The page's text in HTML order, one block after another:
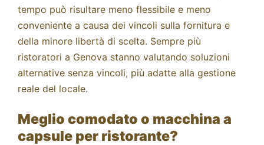
tempo può risultare meno flessibile e meno
conveniente a causa dei vincoli sulla fornitura e
della minore libertà di scelta. Sempre più
ristoratori a Genova stanno valutando soluzioni
alternative senza vincoli, più adatte alla gestione
reale del locale.
Meglio comodato o macchina a
capsule per ristorante?